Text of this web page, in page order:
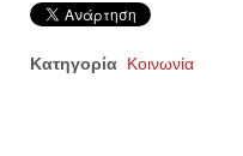
Κατηγορία Κοινωνία